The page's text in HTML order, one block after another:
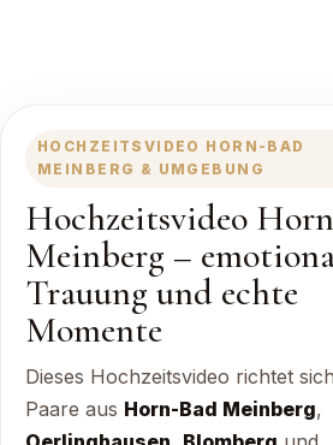
HOCHZEITSVIDEO HORN-BAD
MEINBERG & UMGEBUNG
Hochzeitsvideo
Meinberg –
Trauung und echte
Momente
Dieses Hochzeitsvideo richtet
Paare aus Horn-Bad Meinberg,